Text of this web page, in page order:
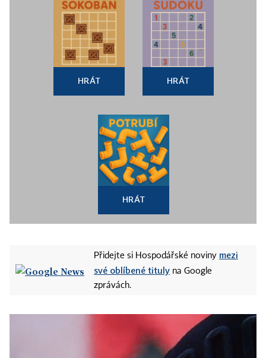
HRÁT HRÁT
HRÁT
Přidejte si Hospodářské noviny mezi
své oblíbené tituly na Google
zprávách.